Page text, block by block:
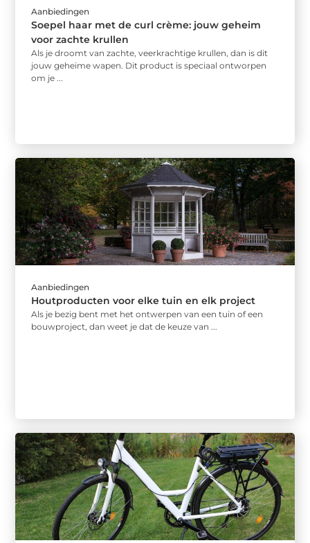
Aanbiedingen
Soepel haar met de curl crème: jouw geheim
voor zachte krullen
Als je droomt van zachte, veerkrachtige krullen, dan is dit
jouw geheime wapen. Dit product is speciaal ontworpen
om je ...
Aanbiedingen
Houtproducten voor elke tuin en elk project
Als je bezig bent met het ontwerpen van een tuin of een
bouwproject, dan weet je dat de keuze van ...